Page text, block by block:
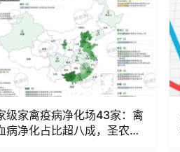
级家禽疫病净化场43家：禽
病净化占比超八成，圣农5